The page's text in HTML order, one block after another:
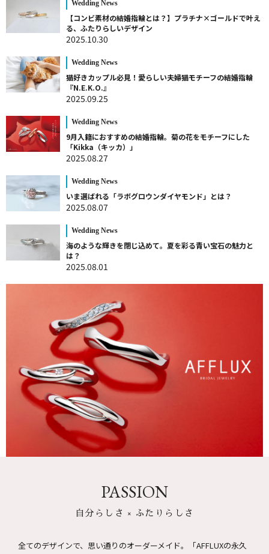
Wedding News
【コンビ素材の結婚指輪とは？】プラチナ×ゴールドで叶え
る、ふたりらしいデザイン
2025.10.30
Wedding News
猫好きカップル必見！愛らしい夫婦猫モチーフの結婚指輪
『N.E.K.O.』
2025.09.25
Wedding News
9月入籍におすすめの結婚指輪。菊の花をモチーフにした
「Kikka（キッカ）」
2025.08.27
Wedding News
いま選ばれる「ラボグロウンダイヤモンド」とは？
2025.08.07
Wedding News
海のような輝きを閉じ込めて。夏を彩る青い宝石の魅力と
は？
2025.08.01
PASSION
自分らしさ × ふたりらしさ
全てのデザインで、思い通りのオーダーメイド。
「AFFLUXの永久